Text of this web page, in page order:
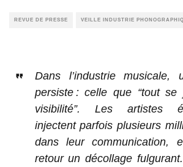
REVUE DE PRESSE VEILLE INDUSTRIE
Dans l’industrie musicale,
persiste : celle que “tout
visibilité”. Les artistes
injectent parfois plusieurs
dans leur communication,
retour un décollage